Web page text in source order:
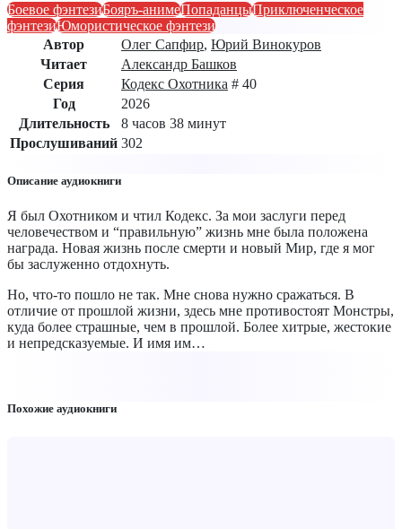
Боевое фэнтезиБояръ-анимеПопаданцыПриключенческое
фэнтезиЮмористическое фэнтези
Автор
Олег Сапфир, Юрий Винокуров
Читает
Александр Башков
Серия
Кодекс Охотника # 40
Год
2026
Длительность
8 часов 38 минут
Прослушиваний 302
Описание аудиокниги
Я был Охотником и чтил Кодекс. За мои заслуги перед
человечеством и “правильную” жизнь мне была положена
награда. Новая жизнь после смерти и новый Мир, где я мог
бы заслуженно отдохнуть.
Но, что-то пошло не так. Мне снова нужно сражаться. В
отличие от прошлой жизни, здесь мне противостоят Монстры,
куда более страшные, чем в прошлой. Более хитрые, жестокие
и непредсказуемые. И имя им…
Похожие аудиокниги